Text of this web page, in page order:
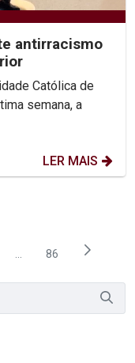
antirracismo
Católica de
semana, a
LER MAIS
ABA para navegar.
PáginasPágina
86